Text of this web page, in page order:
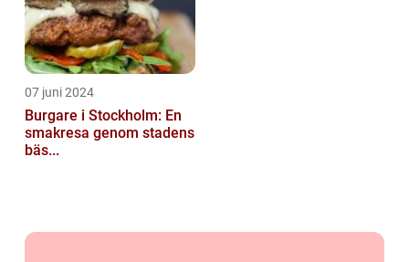
07 juni 2024
Burgare i Stockholm: En
smakresa genom stadens
bäs...